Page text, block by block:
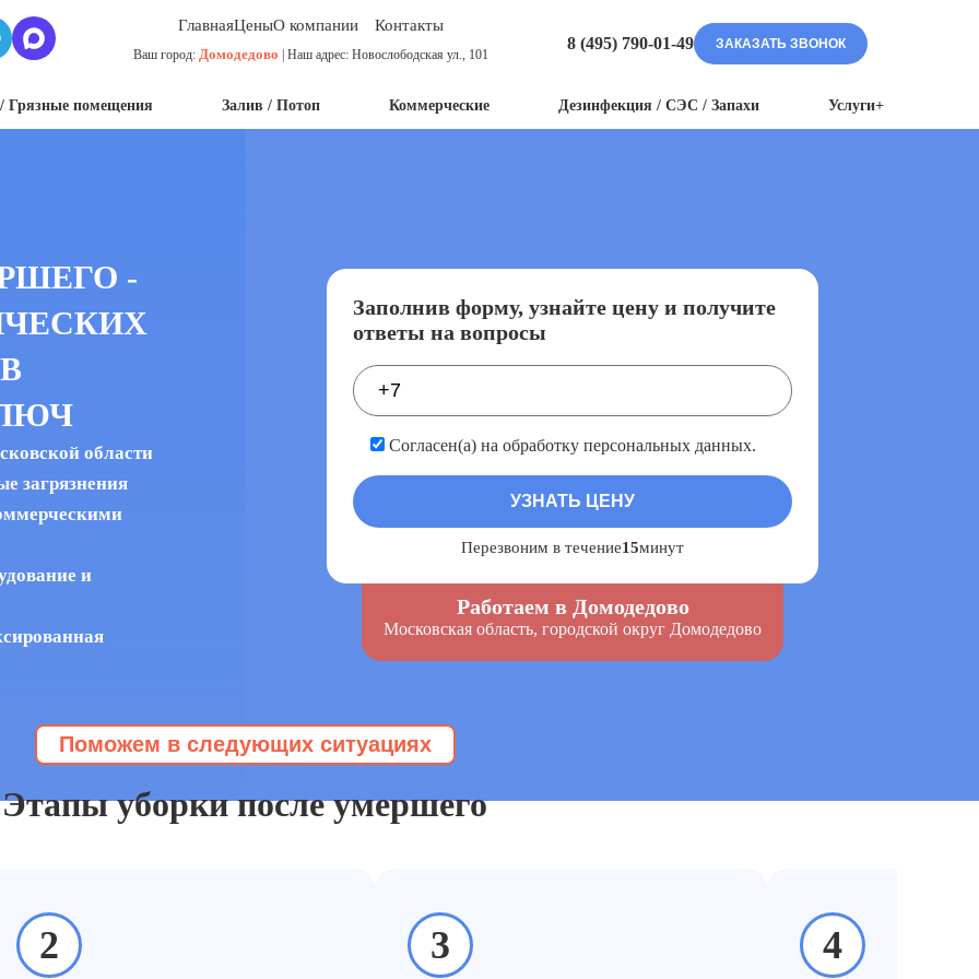
ГлавнаяЦеныО компании Контакты
Ваш город:Домодедово | Наш адрес: Новослободская ул., 101
8 (495) 790-01-49 ЗАКАЗАТЬ ЗВОНОК
Грязные помещения Залив / Потоп Коммерческие Дезинфекция / СЭС / Запахи Услуги+
-
области
загрязнения
и
Заполнив форму, узнайте цену и получите
ответы на вопросы
Согласен(а) на обработку персональных данных.
Перезвоним в течение15минут
Работаем в Домодедово
Московская область, городской округ Домодедово
Поможем в следующих ситуациях
после трупа заказывают, когда:
Этапы уборки после умершего
2 3 4